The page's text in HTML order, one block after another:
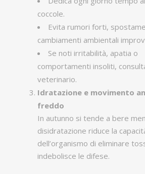
coccole.
Evita rumori forti,
cambiamenti ambientali
Se noti irritabilità, apatia o
comportamenti insoliti,
veterinario.
Idratazione e movimento
freddo
In autunno si tende a bere
disidratazione riduce la
dell’organismo di eliminare
indebolisce le difese.